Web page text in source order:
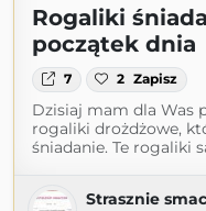
Rogaliki
początek dnia
7 2 Zapisz
Dzisiaj mam dla Was
rogaliki drożdżowe,
śniadanie. Te rogaliki
Strasznie